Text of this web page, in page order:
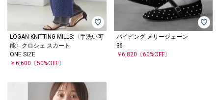
LOGAN KNITTING MILLS:〈手洗い可
能〉クロシェ スカート
ONE SIZE
￥6,600 〔50%OFF〕
パイピング メリージェーン
36
￥6,820 〔60%OFF〕